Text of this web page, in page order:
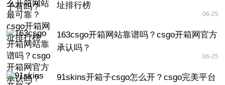
址排行榜
06-25
163csgo开箱网站靠谱吗？csgo开箱网官方
承认吗？
06-25
91skins开箱子csgo怎么开？csgo完美平台